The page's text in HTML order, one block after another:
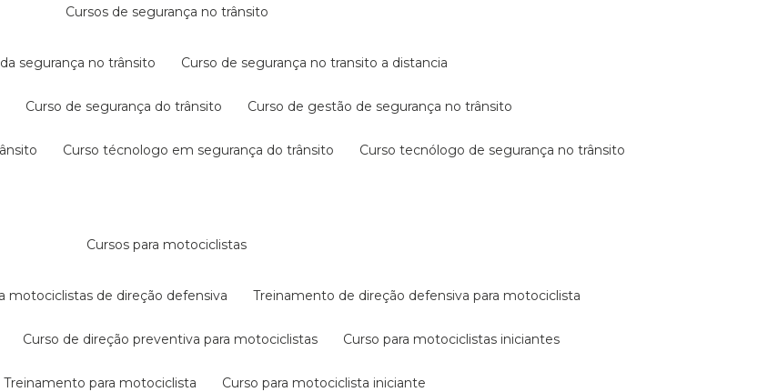
cursos de segurança no trânsito
segurança no trânsito curso de segurança no transito a distancia
curso de segurança do trânsito curso de gestão de segurança no trânsito
curso técnologo em segurança do trânsito curso tecnólogo de segurança no trânsito
cursos para motociclistas
motociclistas de direção defensiva treinamento de direção defensiva para motociclista
curso de direção preventiva para motociclistas curso para motociclistas iniciantes
treinamento para motociclista curso para motociclista iniciante